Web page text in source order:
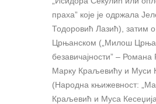
праха” које је одржала
Тодоровић Лазић), затим
Црњанском („Милош
безавичајности” – Романа
Марку Краљевићу и Муси
(Народна књижевност:
Краљевић и Муса